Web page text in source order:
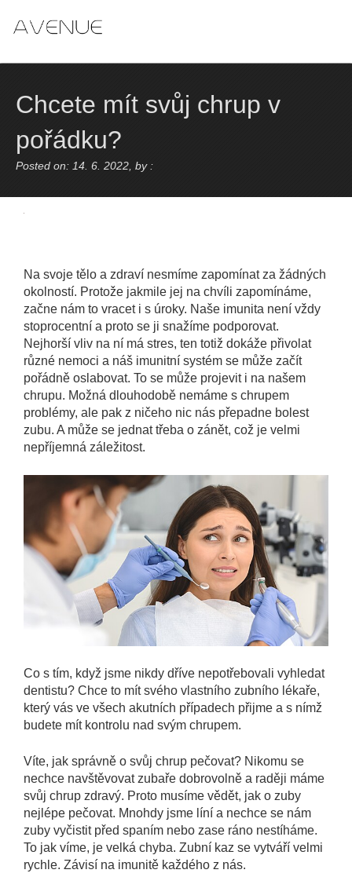
Chcete mít svůj chrup v
pořádku?
Posted on: 14. 6. 2022, by :
Na svoje tělo a zdraví nesmíme zapomínat za žádných
okolností. Protože jakmile jej na chvíli zapomínáme,
začne nám to vracet i s úroky. Naše imunita není vždy
stoprocentní a proto se ji snažíme podporovat.
Nejhorší vliv na ní má stres, ten totiž dokáže přivolat
různé nemoci a náš imunitní systém se může začít
pořádně oslabovat. To se může projevit i na našem
chrupu. Možná dlouhodobě nemáme s chrupem
problémy, ale pak z ničeho nic nás přepadne bolest
zubu. A může se jednat třeba o zánět, což je velmi
nepříjemná záležitost.
Co s tím, když jsme nikdy dříve nepotřebovali vyhledat
dentistu? Chce to mít svého vlastního zubního lékaře,
který vás ve všech akutních případech přijme a s nímž
budete mít kontrolu nad svým chrupem.
Víte, jak správně o svůj chrup pečovat? Nikomu se
nechce navštěvovat zubaře dobrovolně a raději máme
svůj chrup zdravý. Proto musíme vědět, jak o zuby
nejlépe pečovat. Mnohdy jsme líní a nechce se nám
zuby vyčistit před spaním nebo zase ráno nestíháme.
To jak víme, je velká chyba. Zubní kaz se vytváří velmi
rychle. Závisí na imunitě každého z nás.